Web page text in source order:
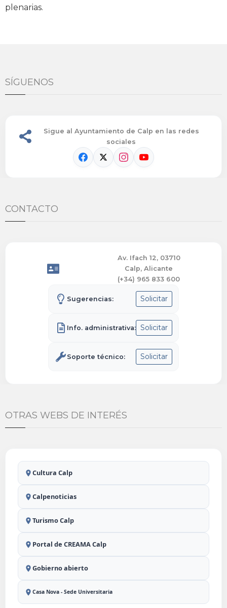
plenarias.
SÍGUENOS
Sigue al Ayuntamiento de Calp en las redes
sociales
CONTACTO
Av. Ifach 12, 03710
Calp, Alicante
(+34) 965 833 600
Sugerencias: Solicitar
Info. administrativa: Solicitar
Soporte técnico: Solicitar
OTRAS WEBS DE INTERÉS
Cultura Calp
Calpenoticias
Turismo Calp
Portal de CREAMA Calp
Gobierno abierto
Casa Nova - Sede Universitaria